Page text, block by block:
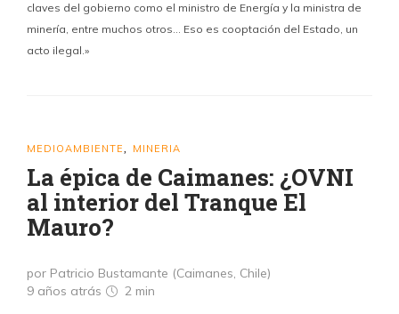
claves del gobierno como el ministro de Energía y la ministra de
minería, entre muchos otros… Eso es cooptación del Estado, un
acto ilegal.»
MEDIOAMBIENTE MINERIA
La épica de Caimanes: ¿OVNI
al interior del Tranque El
Mauro?
por Patricio Bustamante (Caimanes, Chile)
9 años atrás
2 min